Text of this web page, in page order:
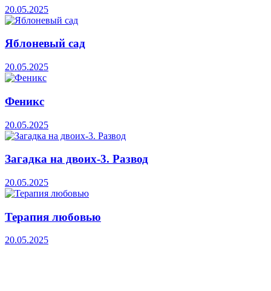
20.05.2025
Яблоневый сад
20.05.2025
Феникс
20.05.2025
Загадка на двоих-3. Развод
20.05.2025
Терапия любовью
20.05.2025